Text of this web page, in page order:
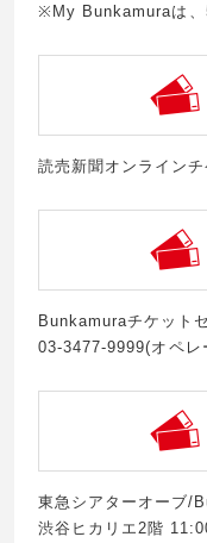
※My Bunkamuraは、
読売新聞オンライン
Bunkamuraチケット
03-3477-9999(オペ
東急シアターオーブ/
渋谷ヒカリエ2階